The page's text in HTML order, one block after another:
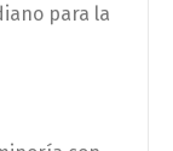
para la